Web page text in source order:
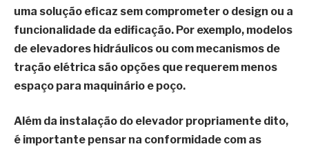
uma solução eficaz sem comprometer o design ou a
funcionalidade da edificação. Por exemplo, modelos
de elevadores hidráulicos ou com mecanismos de
tração elétrica são opções que requerem menos
espaço para maquinário e poço.
Além da instalação do elevador propriamente dito,
é importante pensar na conformidade com as